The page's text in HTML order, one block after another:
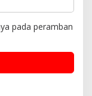
pada peramban